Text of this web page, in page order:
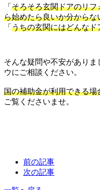
「 そろそろ玄関ドアのリ
ら始めたら良いか分から
「 うちの玄関にはどんなド
そんな疑問や不安がありま
ウにご相談ください。
国の補助金が利用できる場
ご覧くださいませ。
前の記事
次の記事